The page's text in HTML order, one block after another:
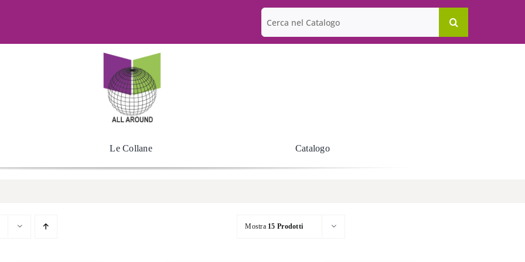
Cerca
per:
Le Collane Catalogo
Mostra 15 Prodotti